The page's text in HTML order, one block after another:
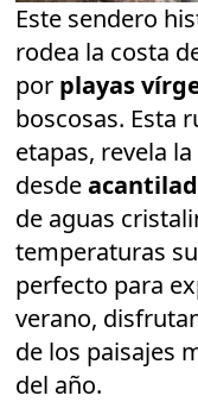
Este sendero
rodea la costa
por playas
boscosas. Esta
etapas, revela
desde
de aguas
temperaturas
perfecto para
verano,
de los paisajes
del año.